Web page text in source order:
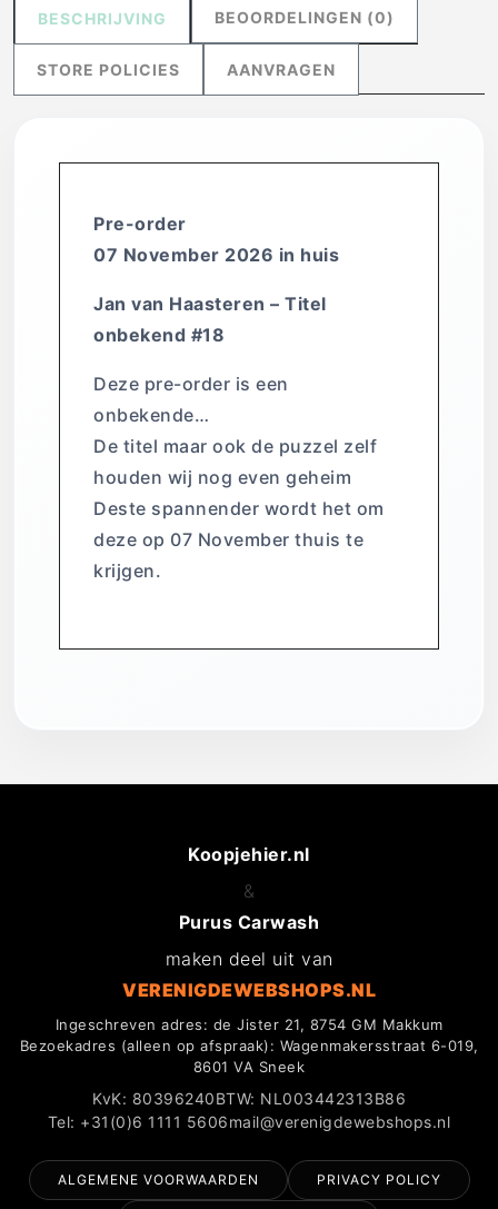
BESCHRIJVING BEOORDELINGEN (0)
STORE POLICIES AANVRAGEN
Pre-order
07 November 2026 in huis
Jan van Haasteren – Titel
onbekend #18
Deze pre-order is een
onbekende…
De titel maar ook de puzzel zelf
houden wij nog even geheim
Deste spannender wordt het om
deze op 07 November thuis te
krijgen.
Koopjehier.nl
&
Purus Carwash
maken deel uit van
VERENIGDEWEBSHOPS.NL
Ingeschreven adres: de Jister 21, 8754 GM Makkum
Bezoekadres (alleen op afspraak): Wagenmakersstraat 6-019,
8601 VA Sneek
KvK: 80396240BTW: NL003442313B86
Tel: +31(0)6 1111 5606mail@verenigdewebshops.nl
ALGEMENE VOORWAARDEN PRIVACY POLICY